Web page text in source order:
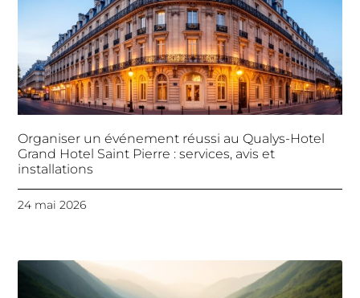
Organiser un événement réussi au Qualys-Hotel
Grand Hotel Saint Pierre : services, avis et
installations
24 mai 2026